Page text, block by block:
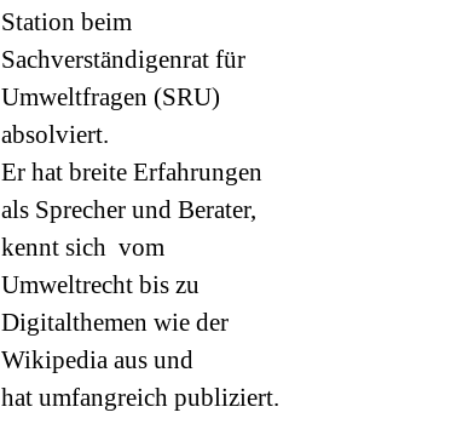
Station beim
Sachverständigenrat für
Umweltfragen (SRU)
absolviert.
Er hat breite Erfahrungen
als Sprecher und Berater,
kennt sich vom
Umweltrecht bis zu
Digitalthemen wie der
Wikipedia aus und
hat umfangreich publiziert.